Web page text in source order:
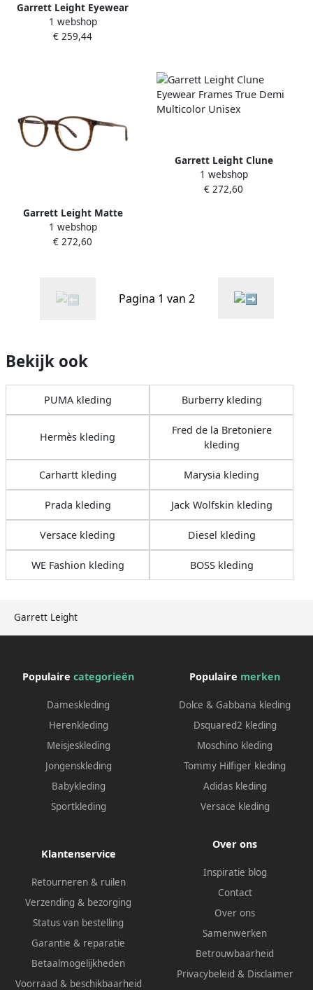
Garrett Leight
Garrett Leight Eyewear
frames Riviera Yellow
Unisex
1 webshop
€ 259,44
Garrett Leight Matte
Brandy Tortoise Eyewear
Frames Kinney Brown
1 webshop
€ 272,60
Garrett Leight Clune
Eyewear Frames True Demi
Multicolor Unisex
1 webshop
€ 272,60
Pagina 1 van 2
Bekijk ook
PUMA kleding Burberry kleding
Hermès kleding
Fred de la Bretoniere
kleding
Carhartt kleding Marysia kleding
Prada kleding Jack Wolfskin kleding
Versace kleding Diesel kleding
WE Fashion kleding BOSS kleding
Populaire categorieën
Dameskleding
Herenkleding
Meisjeskleding
Jongenskleding
Babykleding
Sportkleding
Populaire merken
Dolce & Gabbana kleding
Dsquared2 kleding
Moschino kleding
Tommy Hilfiger kleding
Adidas kleding
Versace kleding
Klantenservice
Retourneren & ruilen
Verzending & bezorging
Status van bestelling
Garantie & reparatie
Betaalmogelijkheden
Voorraad & beschikbaarheid
Over ons
Inspiratie blog
Contact
Over ons
Samenwerken
Betrouwbaarheid
Privacybeleid & Disclaimer